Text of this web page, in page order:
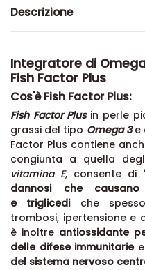
Descrizione
Integratore di
Fish Factor Plus
Cos'è Fish Factor Plus:
Fish Factor Plusin perle
grassi del tipo Omega 3e
Factor Plus contiene
congiunta a quella
vitamina E, consente di
dannosi che
e triglicediche
trombosi, ipertensione e
è inoltre antiossidante
delle difese immunitariee
del sistema nervoso